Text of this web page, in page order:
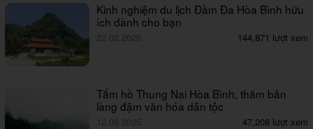
Kinh nghiệm du lịch Đầm Đa Hòa Bình hữu
ích dành cho bạn
22.02.2026 144,871 lượt xem
Tắm hồ Thung Nai Hòa Bình, thăm bản
làng đậm văn hóa dân tộc
12.08.2025 47,208 lượt xem